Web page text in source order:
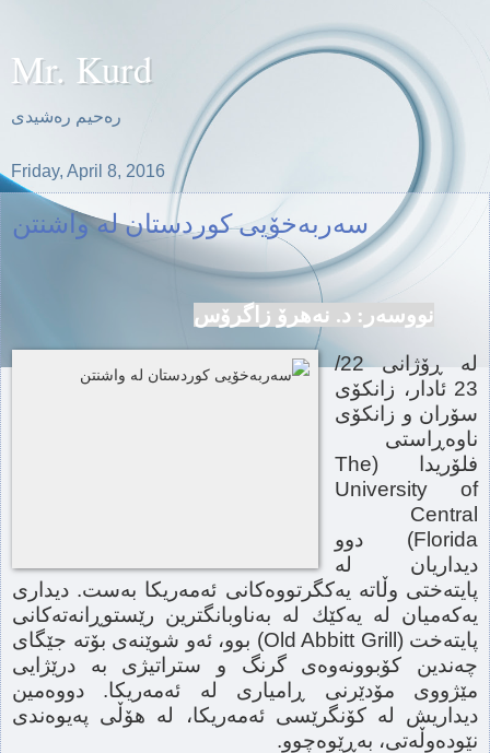
Mr. Kurd
ره‌حیم ره‌شیدی
Friday, April 8, 2016
سەربەخۆیی كوردستان لە واشنتن
نووسەر: د. نەهرۆ زاگرۆس
لە ڕۆژانی 22/
23 ئادار، زانكۆی
سۆران و زانكۆی
ناوەڕاستی
فلۆریدا (The
University of
Central
Florida) دوو
دیداریان لە
پایتەختی وڵاتە یەكگرتووەكانی ئەمەریكا بەست. دیداری
یەكەمیان لە یەكێك لە بەناوبانگترین رێستوڕانەتەكانی
پایتەخت (Old Abbitt Grill) بوو، ئەو شوێنەی بۆتە جێگای
چەندین كۆبوونەوەی گرنگ و ستراتیژی بە درێژایی
مێژووی مۆدێرنی ڕامیاری لە ئەمەریكا. دووەمین
دیداریش لە كۆنگرێسی ئەمەریكا، لە هۆڵی پەیوەندی
نێودەوڵەتی، بەڕێوەچوو.